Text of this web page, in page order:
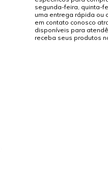
segunda-feira, quinta-
uma entrega rápida ou
em contato conosco
disponíveis para
receba seus produtos